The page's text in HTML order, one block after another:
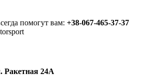
помогут вам: +38-067-465-37-37
Ракетная 24А